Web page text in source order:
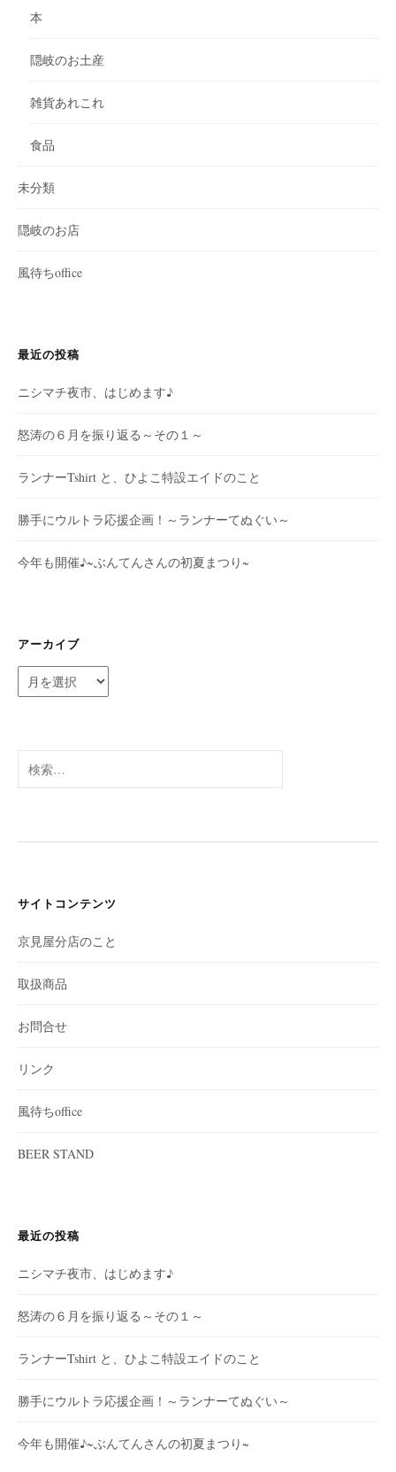
本
隠岐のお土産
雑貨あれこれ
食品
未分類
隠岐のお店
風待ちoffice
最近の投稿
ニシマチ夜市、はじめます♪
怒涛の６月を振り返る～その１～
ランナーTshirt と、ひよこ特設エイドのこと
勝手にウルトラ応援企画！～ランナーてぬぐい～
今年も開催♪~ぶんてんさんの初夏まつり~
アーカイブ
ー
ブ
索:
サイトコンテンツ
京見屋分店のこと
取扱商品
お問合せ
リンク
風待ちoffice
BEER STAND
最近の投稿
ニシマチ夜市、はじめます♪
怒涛の６月を振り返る～その１～
ランナーTshirt と、ひよこ特設エイドのこと
勝手にウルトラ応援企画！～ランナーてぬぐい～
今年も開催♪~ぶんてんさんの初夏まつり~